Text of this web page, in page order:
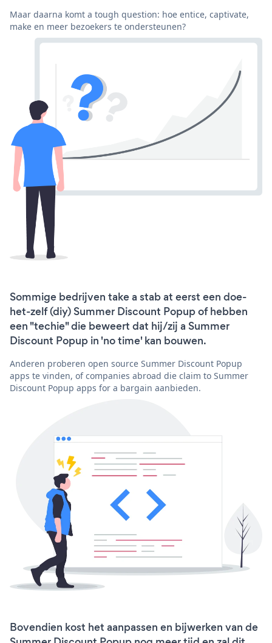
Maar daarna komt a tough question: hoe entice, captivate,
make en meer bezoekers te ondersteunen?
Sommige bedrijven take a stab at eerst een doe-
het-zelf (diy) Summer Discount Popup of hebben
een "techie" die beweert dat hij/zij a Summer
Discount Popup in 'no time' kan bouwen.
Anderen proberen open source Summer Discount Popup
apps te vinden, of companies abroad die claim to Summer
Discount Popup apps for a bargain aanbieden.
Bovendien kost het aanpassen en bijwerken van de